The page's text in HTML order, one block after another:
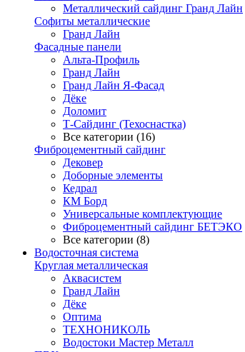
Металлический сайдинг Гранд Лайн
Софиты металлические
Гранд Лайн
Фасадные панели
Альта-Профиль
Гранд Лайн
Гранд Лайн Я-Фасад
Дёке
Доломит
Т-Сайдинг (Техоснастка)
Все категории (16)
Фиброцементный сайдинг
Дековер
Доборные элементы
Кедрал
КМ Борд
Универсальные комплектующие
Фиброцементный сайдинг БЕТЭКО
Все категории (8)
Водосточная система
Круглая металлическая
Аквасистем
Гранд Лайн
Дёке
Оптима
ТЕХНОНИКОЛЬ
Водостоки Мастер Металл